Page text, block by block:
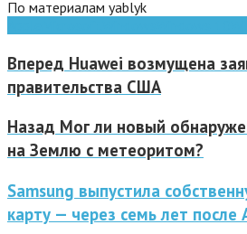
По материалам yablyk
Вперед Huawei возмущена
правительства США
Назад Мог ли новый
на Землю с метеоритом?
Samsung выпустила
карту — через семь лет после